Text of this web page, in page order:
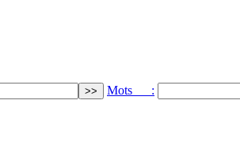
Mots :